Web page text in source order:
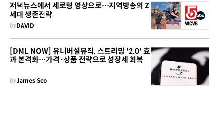
저녁뉴스에서 세로형 영상으로…지역방송의 Z
세대 생존전략
byDAVID
[DML NOW] 유니버설뮤직, 스트리밍 '2.0' 효
과 본격화…가격·상품 전략으로 성장세 회복
byJames Seo